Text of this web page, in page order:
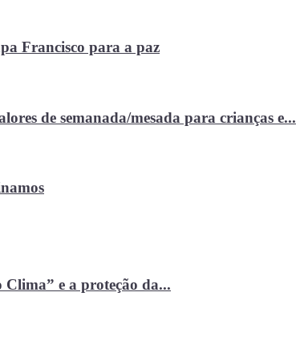
Francisco para a paz
de semanada/mesada para crianças e...
Clima” e a proteção da...